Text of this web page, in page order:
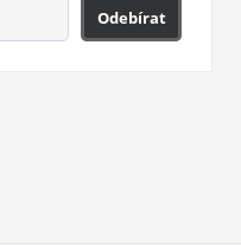
Odebírat